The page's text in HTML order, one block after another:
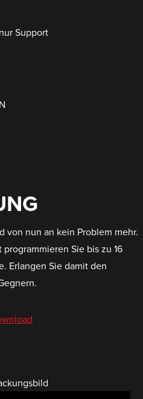
Support
von nun an kein Problem mehr.
Sie bis zu 16
Erlangen Sie damit den